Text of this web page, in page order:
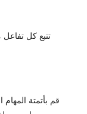
تتبع كل تفاعل
قم بأتمتة المهام